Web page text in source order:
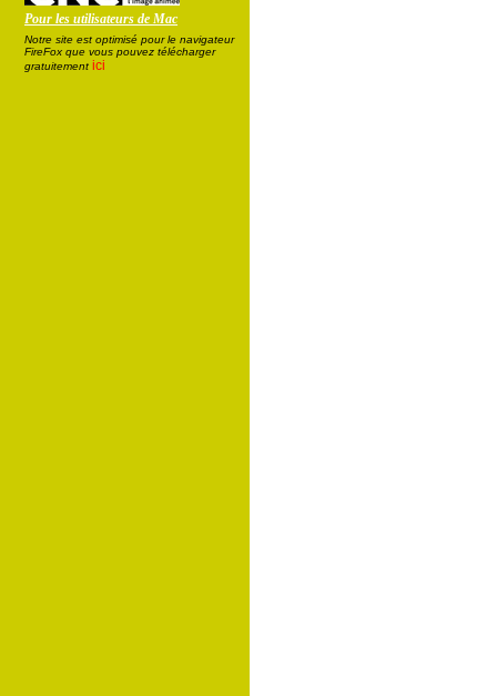
Pour les utilisateurs de Mac
Notre site est optimisé pour le navigateur
FireFox que vous pouvez télécharger
gratuitement ici